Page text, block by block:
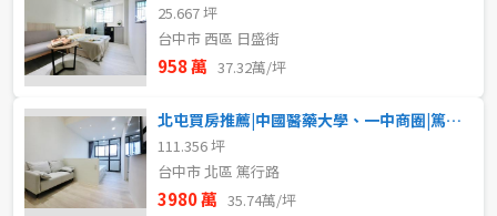
25.667 坪
台中市 西區 日盛街
958 萬 37.32萬/坪
北屯買房推薦|中國醫藥大學、一中商圈|篤行路電梯透套
111.356 坪
台中市 北區 篤行路
3980 萬 35.74萬/坪